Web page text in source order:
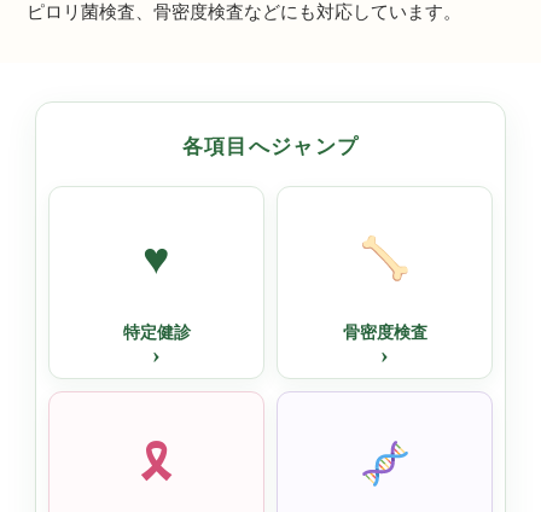
ピロリ菌検査、骨密度検査などにも対応しています。
各項目へジャンプ
♥
特定健診
›
骨密度検査
›
🎗